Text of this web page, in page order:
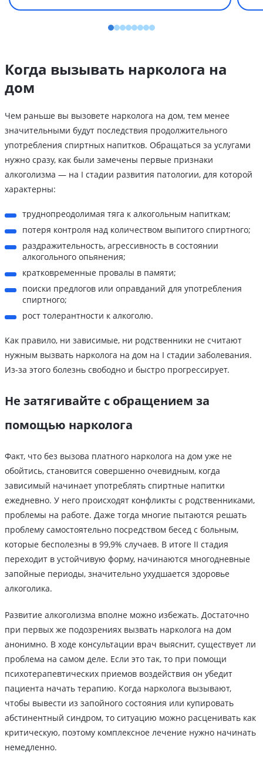
Когда вызывать нарколога на
дом
Чем раньше вы вызовете нарколога на дом, тем менее
значительными будут последствия продолжительного
употребления спиртных напитков. Обращаться за услугами
нужно сразу, как были замечены первые признаки
алкоголизма — на I стадии развития патологии, для которой
характерны:
труднопреодолимая тяга к алкогольным напиткам;
потеря контроля над количеством выпитого спиртного;
раздражительность, агрессивность в состоянии
алкогольного опьянения;
кратковременные провалы в памяти;
поиски предлогов или оправданий для употребления
спиртного;
рост толерантности к алкоголю.
Как правило, ни зависимые, ни родственники не считают
нужным вызвать нарколога на дом на I стадии заболевания.
Из-за этого болезнь свободно и быстро прогрессирует.
Не затягивайте с обращением за
помощью нарколога
Факт, что без вызова платного нарколога на дом уже не
обойтись, становится совершенно очевидным, когда
зависимый начинает употреблять спиртные напитки
ежедневно. У него происходят конфликты с родственниками,
проблемы на работе. Даже тогда многие пытаются решать
проблему самостоятельно посредством бесед с больным,
которые бесполезны в 99,9% случаев. В итоге II стадия
переходит в устойчивую форму, начинаются многодневные
запойные периоды, значительно ухудшается здоровье
алкоголика.
Развитие алкоголизма вполне можно избежать. Достаточно
при первых же подозрениях вызвать нарколога на дом
анонимно. В ходе консультации врач выяснит, существует ли
проблема на самом деле. Если это так, то при помощи
психотерапевтических приемов воздействия он убедит
пациента начать терапию. Когда нарколога вызывают,
чтобы вывести из запойного состояния или купировать
абстинентный синдром, то ситуацию можно расценивать как
критическую, поэтому комплексное лечение нужно начинать
немедленно.